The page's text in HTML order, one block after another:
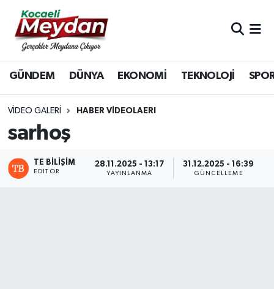
GÜNDEM DÜNYA EKONOMİ TEKNOLOJİ
VIDEO GALERI HABER VİDEOLAERI
sarhoş
TE BILIŞIM
EDITÖR
28.11.2025 - 13:17
YAYINLANMA
31.12.2025 - 16:39
GÜNCELLEME
Nöbetçi Eczaneler
Hava Durumu
Trafik Durumu
Süper Lig Puan Durumu ve Fikstür
Tüm Manşetler